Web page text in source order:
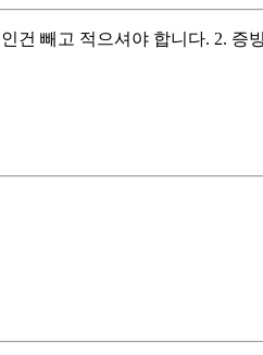
건 빼고 적으셔야 합니다. 2. 증